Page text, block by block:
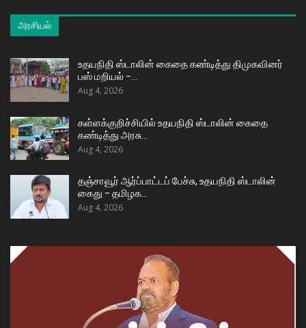
அரசியல்
உதயநிதி ஸ்டாலின் கைதை கண்டித்து திமுகவினர்
பஸ் மறியல் –…
Aug 4, 2026
கள்ளக்குறிச்சியில் உதயநிதி ஸ்டாலின் கைதை
கண்டித்து அரசு…
Aug 4, 2026
தஞ்சாவூர் ஆர்ப்பாட்டப் பேச்சு, உதயநிதி ஸ்டாலின்
கைது – தமிழக…
Aug 4, 2026